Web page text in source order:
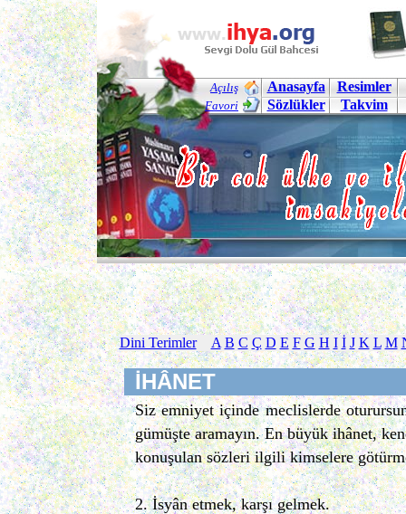
Açılış
Favori
Anasayfa
Resimler
Sözlükler
Takvim
Dini Terimler A B C Ç D E F G H I İ J K L M
İHÂNET
Siz emniyet içinde meclislerde
gümüşte aramayın. En büyük ihânet,
konuşulan sözleri ilgili kimselere
2. İsyân etmek, karşı gelmek.